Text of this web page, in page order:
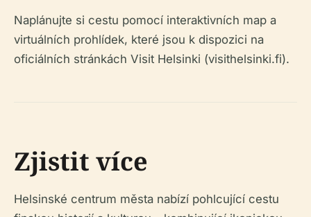
Naplánujte si cestu pomocí interaktivních map a
virtuálních prohlídek, které jsou k dispozici na
oficiálních stránkách Visit Helsinki (visithelsinki.fi).
Zjistit více
Helsinské centrum města nabízí pohlcující cestu